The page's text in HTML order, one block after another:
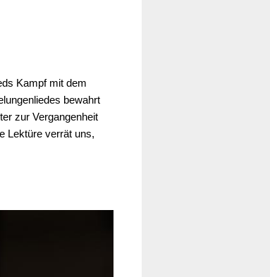
Kampf mit dem
bewahrt
zur Vergangenheit
Lektüre verrät uns,